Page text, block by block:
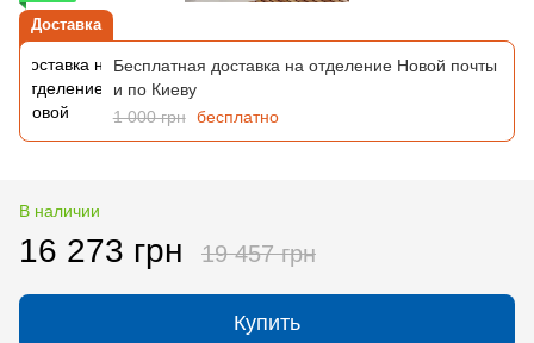
Доставка
Бесплатная доставка на отделение Новой почты
и по Киеву
1 000 грн бесплатно
В наличии
16 273 грн 19 457 грн
Купить